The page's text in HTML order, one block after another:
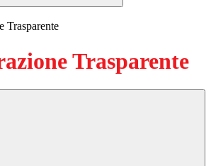
Trasparente
Trasparente